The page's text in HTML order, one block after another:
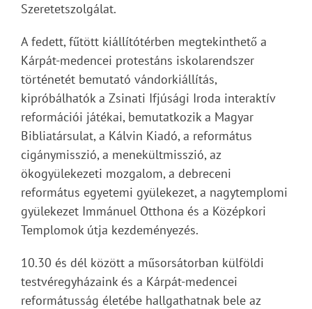
Szeretetszolgálat.
A fedett, fűtött kiállítótérben megtekinthető a
Kárpát-medencei protestáns iskolarendszer
történetét bemutató vándorkiállítás,
kipróbálhatók a Zsinati Ifjúsági Iroda interaktív
reformációi játékai, bemutatkozik a Magyar
Bibliatársulat, a Kálvin Kiadó, a református
cigánymisszió, a menekültmisszió, az
ökogyülekezeti mozgalom, a debreceni
református egyetemi gyülekezet, a nagytemplomi
gyülekezet Immánuel Otthona és a Középkori
Templomok útja kezdeményezés.
10.30 és dél között a műsorsátorban külföldi
testvéregyházaink és a Kárpát-medencei
reformátusság életébe hallgathatnak bele az